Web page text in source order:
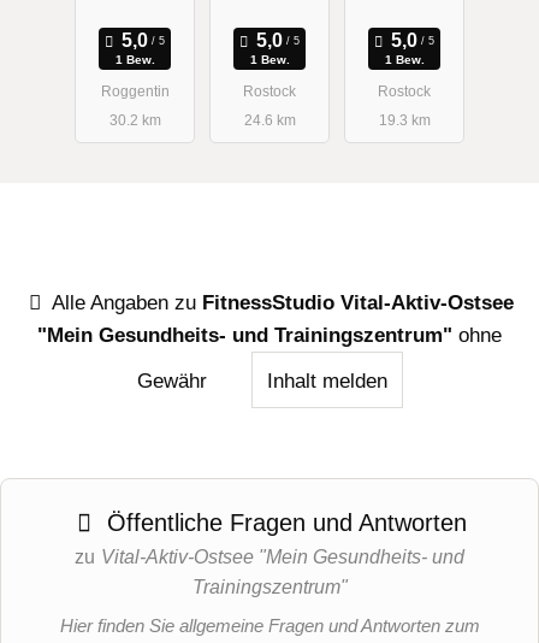
studio
1 Bew.
Roggentin
30.2 km
1 Bew.
Rostock
24.6 km
1 Bew.
Rostock
19.3 km
Alle Angaben zu FitnessStudio Vital-Aktiv-Ostsee
"Mein Gesundheits- und Trainingszentrum" ohne
Gewähr
Inhalt melden
Öffentliche Fragen und Antworten
zu Vital-Aktiv-Ostsee "Mein Gesundheits- und
Trainingszentrum"
Hier finden Sie allgemeine Fragen und Antworten zum